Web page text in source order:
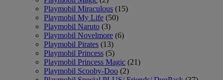
Playmobil Miraculous (15)
Playmobil My Life (50)
Playmobil Naruto (3)
Playmobil Novelmore (6)
Playmobil Pirates (13)
Playmobil Princess (5)
Playmobil Princess Magic (21)
Playmobil Scooby-Doo (2)